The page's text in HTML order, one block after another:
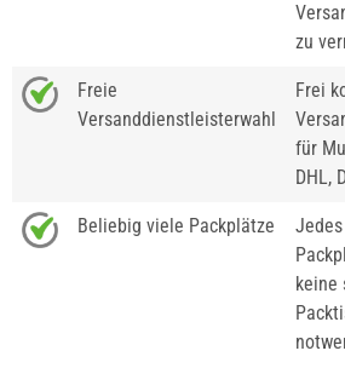
zu
Freie
Versanddienstleisterwahl
Frei
für
DHL,
Beliebig viele Packplätze
keine